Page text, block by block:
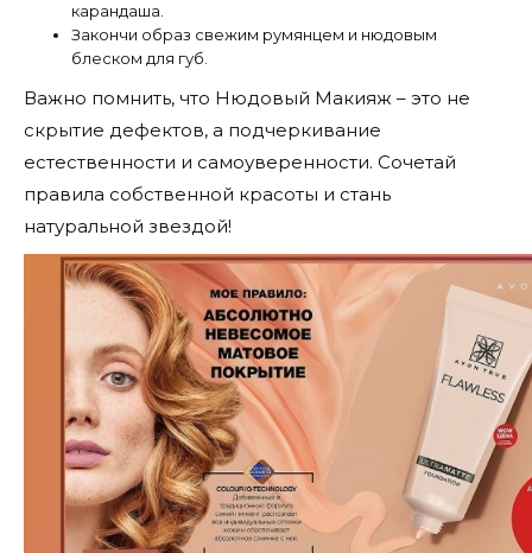
карандаша.
Закончи образ свежим румянцем и нюдовым
блеском для губ.
Важно помнить, что Нюдовый Макияж – это не
скрытие дефектов, а подчеркивание
естественности и самоуверенности. Сочетай
правила собственной красоты и стань
натуральной звездой!